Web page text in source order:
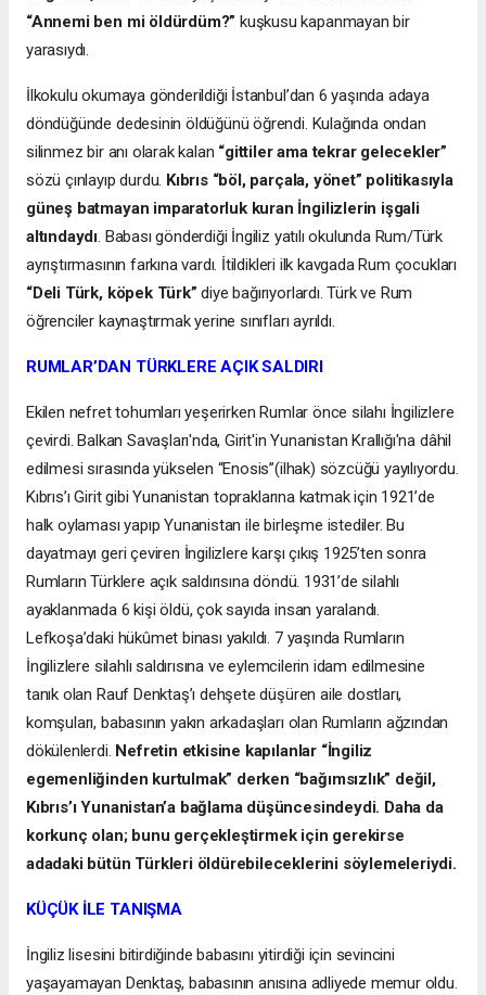
“Annemi ben mi öldürdüm?” kuşkusu kapanmayan bir
yarasıydı.
İlkokulu okumaya gönderildiği İstanbul’dan 6 yaşında adaya
döndüğünde dedesinin öldüğünü öğrendi. Kulağında ondan
silinmez bir anı olarak kalan “gittiler ama tekrar gelecekler”
sözü çınlayıp durdu. Kıbrıs “böl, parçala, yönet” politikasıyla
güneş batmayan imparatorluk kuran İngilizlerin işgali
altındaydı. Babası gönderdiği İngiliz yatılı okulunda Rum/Türk
ayrıştırmasının farkına vardı. İtildikleri ilk kavgada Rum çocukları
“Deli Türk, köpek Türk” diye bağırıyorlardı. Türk ve Rum
öğrenciler kaynaştırmak yerine sınıfları ayrıldı.
RUMLAR’DAN TÜRKLERE AÇIK SALDIRI
Ekilen nefret tohumları yeşerirken Rumlar önce silahı İngilizlere
çevirdi. Balkan Savaşları'nda, Girit'in Yunanistan Krallığı'na dâhil
edilmesi sırasında yükselen “Enosis”(ilhak) sözcüğü yayılıyordu.
Kıbrıs’ı Girit gibi Yunanistan topraklarına katmak için 1921’de
halk oylaması yapıp Yunanistan ile birleşme istediler. Bu
dayatmayı geri çeviren İngilizlere karşı çıkış 1925’ten sonra
Rumların Türklere açık saldırısına döndü. 1931’de silahlı
ayaklanmada 6 kişi öldü, çok sayıda insan yaralandı.
Lefkoşa’daki hükûmet binası yakıldı. 7 yaşında Rumların
İngilizlere silahlı saldırısına ve eylemcilerin idam edilmesine
tanık olan Rauf Denktaş’ı dehşete düşüren aile dostları,
komşuları, babasının yakın arkadaşları olan Rumların ağzından
dökülenlerdi. Nefretin etkisine kapılanlar “İngiliz
egemenliğinden kurtulmak” derken “bağımsızlık” değil,
Kıbrıs’ı Yunanistan’a bağlama düşüncesindeydi. Daha da
korkunç olan; bunu gerçekleştirmek için gerekirse
adadaki bütün Türkleri öldürebileceklerini söylemeleriydi.
KÜÇÜK İLE TANIŞMA
İngiliz lisesini bitirdiğinde babasını yitirdiği için sevincini
yaşayamayan Denktaş, babasının anısına adliyede memur oldu.